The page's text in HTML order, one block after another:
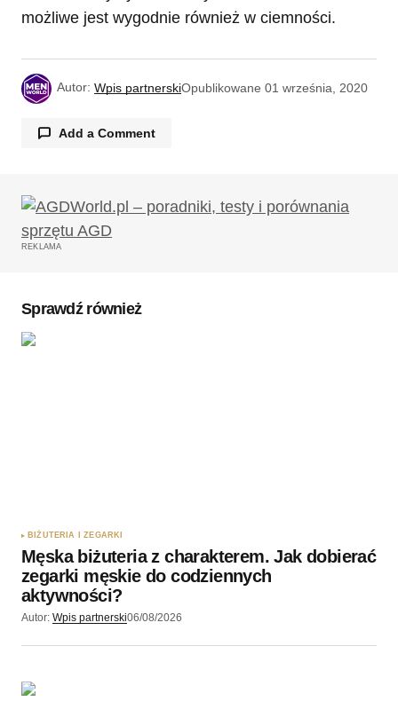
możliwe jest wygodnie również w ciemności.
Autor: Wpis partnerskiOpublikowane 01 września, 2020
Add a Comment
Twój adres email nie zostanie opublikowany.
Wymagane pola są oznaczone
Wyślij komentarz
REKLAMA
Sprawdź również
BIŻUTERIA I ZEGARKI
Męska biżuteria z charakterem. Jak dobierać
zegarki męskie do codziennych
aktywności?
Autor: Wpis partnerski06/08/2026